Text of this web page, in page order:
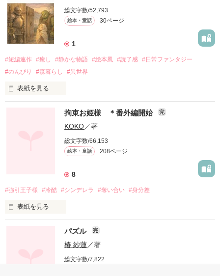
総文字数/52,793
絵本・童話 30ページ
1
#短編連作 #癒し #静かな物語 #絵本風 #読了感 #日常ファンタジー
#のんびり
#森暮らし #異世界
表紙を見る
本作はアイデア・構成・加筆・修正を人間が担い、文章の執筆
本作は他サイトでの重複投稿を同一名義で行っております。
作品を読む
拘束お姫様 ＊番外編開始 完
KOKO／著
総文字数/66,153
絵本・童話 208ページ
8
#強引王子様 #冷酷 #シンデレラ #奪い合い #身分差
表紙を見る
穢れを知らない、シンデレラ。
パズル 完
椿 紗蓮／著
総文字数/7,822